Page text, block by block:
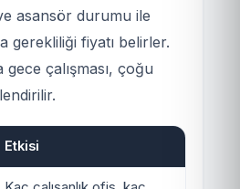
asansör durumu ile
gerekliliği fiyatı belirler.
çalışması, çoğu
Etkisi